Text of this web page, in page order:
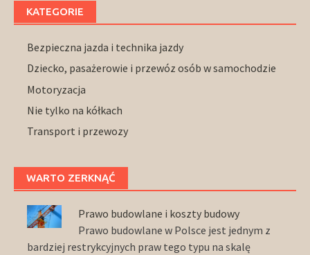
KATEGORIE
Bezpieczna jazda i technika jazdy
Dziecko, pasażerowie i przewóz osób w samochodzie
Motoryzacja
Nie tylko na kółkach
Transport i przewozy
WARTO ZERKNĄĆ
Prawo budowlane i koszty budowy
Prawo budowlane w Polsce jest jednym z
bardziej restrykcyjnych praw tego typu na skalę